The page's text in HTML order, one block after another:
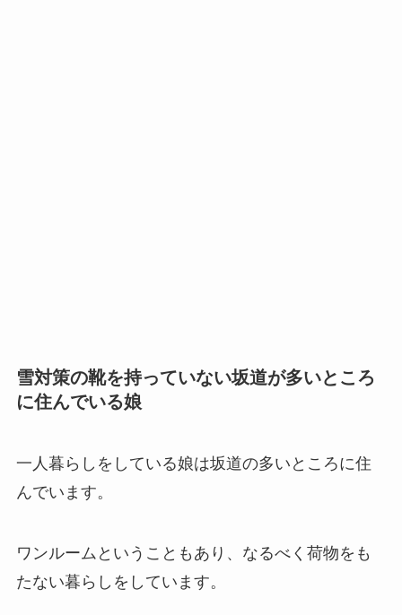
雪対策の靴を持っていない坂道が多いところ
に住んでいる娘
一人暮らしをしている娘は坂道の多いところに住
んでいます。
ワンルームということもあり、なるべく荷物をも
たない暮らしをしています。